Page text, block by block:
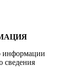
информации
сведения